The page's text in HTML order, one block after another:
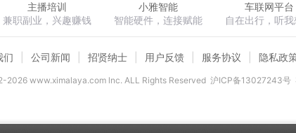
主播培训
兼职副业，兴趣赚钱
小雅智能
智能硬件，连接赋能
车联网平台
自在出行，听
们 公司新闻 招贤纳士 用户反馈 服务协议 隐私政
2026www.ximalaya.com lnc. ALL Rights Reserved 沪ICP备13027243号